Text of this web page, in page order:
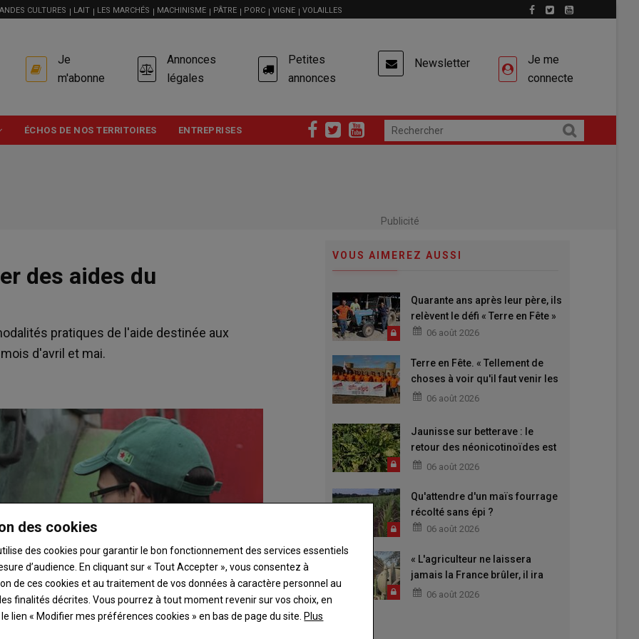
CULTURES LAIT LES MARCHÉS MACHINISME PÂTRE PORC VIGNE VOLAILLES
USER
ACCOUNT
MENU
Je
m'abonne
Annonces
légales
Petites
annonces
Newsletter
Je me
connecte
ÉCHOS DE NOS TERRITOIRES ENTREPRISES
Publicité
des aides du
pratiques de l'aide destinée aux
d'avril et mai.
VOUS AIMEREZ AUSSI
Quarante ans après leur père, ils
relèvent le défi « Terre en Fête »
06 août 2026
Terre en Fête. « Tellement de
choses à voir qu'il faut venir les
deux jours »
06 août 2026
Jaunisse sur betterave : le
retour des néonicotinoïdes est
attendu
06 août 2026
Qu'attendre d'un maïs fourrage
récolté sans épi ?
06 août 2026
« L'agriculteur ne laissera
jamais la France brûler, il ira
aider »06 août 2026
des cookies
des cookies pour garantir le bon fonctionnement des services essentiels
d’audience. En cliquant sur « Tout Accepter », vous consentez à
de ces cookies et au traitement de vos données à caractère personnel au
finalités décrites. Vous pourrez à tout moment revenir sur vos choix, en
lien « Modifier mes préférences cookies » en bas de page du site. Plus